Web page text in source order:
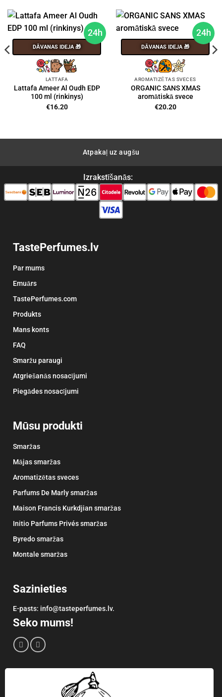
24h
DĀVANAS IDEJA 🎁
LATTAFA
Lattafa Ameer Al Oudh EDP
100 ml (rinkinys)
€16.20
24h
DĀVANAS IDEJA 🎁
AROMATIZĒTAS SVECES
ORGANIC SANS XMAS
aromātiskā svece
€20.20
Atpakaļ uz augšu
Izrakstīšanās:
TastePerfumes.lv
Par mums
Emuārs
TastePerfumes.com
Produkts
Mans konts
FAQ
Smaržu paraugi
Atgriešanās nosacījumi
Piegādes nosacījumi
Mūsu produkti
Smaržas
Mājas smaržas
Aromatizētas sveces
Parfums De Marly smaržas
Maison Francis Kurkdjian smaržas
Initio Parfums Privés smaržas
Byredo smaržas
Montale smaržas
Sazinieties
E-pasts: info@tasteperfumes.lv.
Seko mums!